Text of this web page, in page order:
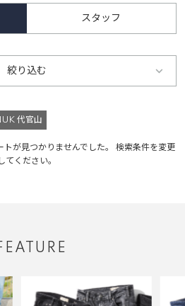
スタッフ
絞り込む
代官山
が見つかりませんでした。 検索条件を変更
してください。